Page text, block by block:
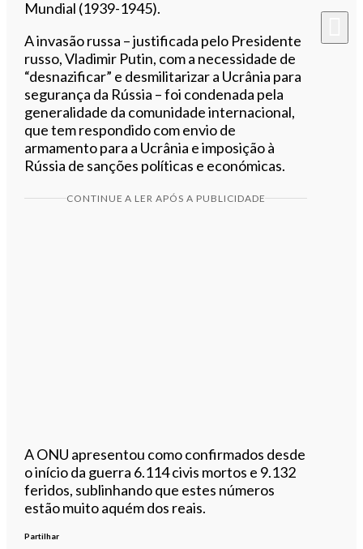
Mundial (1939-1945).
A invasão russa – justificada pelo Presidente
russo, Vladimir Putin, com a necessidade de
“desnazificar” e desmilitarizar a Ucrânia para
segurança da Rússia – foi condenada pela
generalidade da comunidade internacional,
que tem respondido com envio de
armamento para a Ucrânia e imposição à
Rússia de sanções políticas e económicas.
CONTINUE A LER APÓS A PUBLICIDADE
A ONU apresentou como confirmados desde
o início da guerra 6.114 civis mortos e 9.132
feridos, sublinhando que estes números
estão muito aquém dos reais.
Partilhar